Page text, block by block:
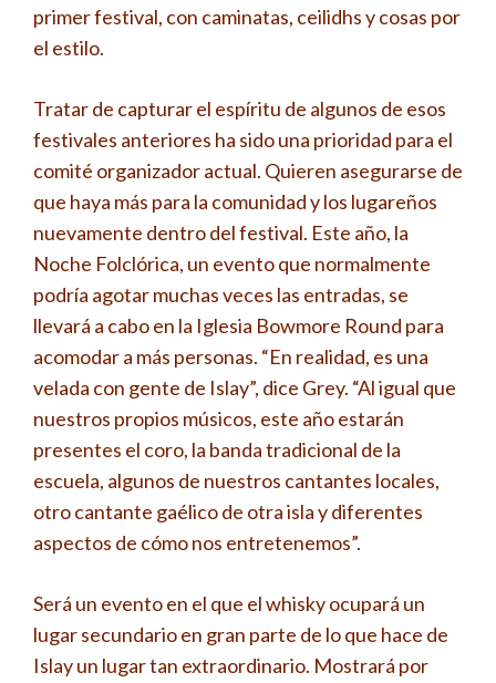
primer festival, con caminatas, ceilidhs y cosas por
el estilo.
Tratar de capturar el espíritu de algunos de esos
festivales anteriores ha sido una prioridad para el
comité organizador actual. Quieren asegurarse de
que haya más para la comunidad y los lugareños
nuevamente dentro del festival. Este año, la
Noche Folclórica, un evento que normalmente
podría agotar muchas veces las entradas, se
llevará a cabo en la Iglesia Bowmore Round para
acomodar a más personas. “En realidad, es una
velada con gente de Islay”, dice Grey. “Al igual que
nuestros propios músicos, este año estarán
presentes el coro, la banda tradicional de la
escuela, algunos de nuestros cantantes locales,
otro cantante gaélico de otra isla y diferentes
aspectos de cómo nos entretenemos”.
Será un evento en el que el whisky ocupará un
lugar secundario en gran parte de lo que hace de
Islay un lugar tan extraordinario. Mostrará por